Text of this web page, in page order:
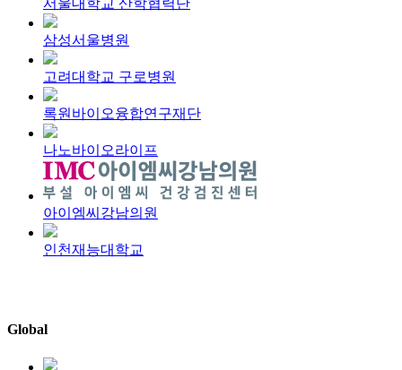
서울대학교 산학협력단
삼성서울병원
고려대학교 구로병원
록원바이오융합연구재단
나노바이오라이프
아이엠씨강남의원
인천재능대학교
Global